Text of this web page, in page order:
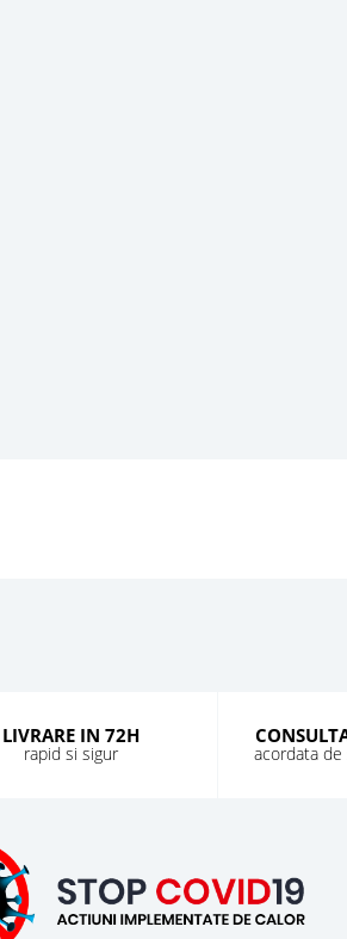
LIVRARE IN 72H
rapid si sigur acordata